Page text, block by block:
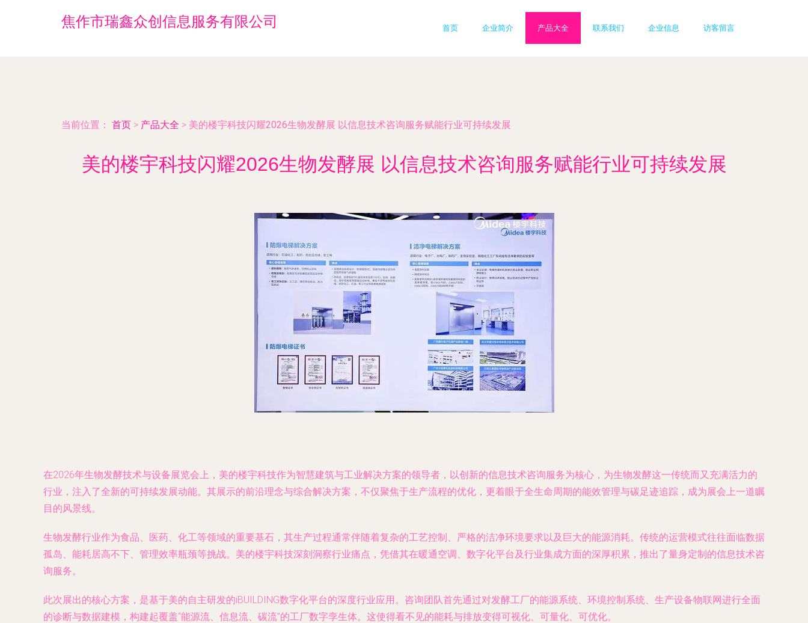
焦作市瑞鑫众创信息服务有限公司 首页 企业简介 产品大全 联系我们 企业信息 访客留言
当前位置： 首页 > 产品大全 > 美的楼宇科技闪耀2026生物发酵展 以信息技术咨询服务赋能行业可持续发展
美的楼宇科技闪耀2026生物发酵展 以信息技术咨询服务赋能行业可持续发展
在2026年生物发酵技术与设备展览会上，美的楼宇科技作为智慧建筑与工业解决方案的领导者，以创新的信息技术咨询服务为核心，为生物发酵这一传统而又充满活力的
行业，注入了全新的可持续发展动能。其展示的前沿理念与综合解决方案，不仅聚焦于生产流程的优化，更着眼于全生命周期的能效管理与碳足迹追踪，成为展会上一道瞩
目的风景线。
生物发酵行业作为食品、医药、化工等领域的重要基石，其生产过程通常伴随着复杂的工艺控制、严格的洁净环境要求以及巨大的能源消耗。传统的运营模式往往面临数据
孤岛、能耗居高不下、管理效率瓶颈等挑战。美的楼宇科技深刻洞察行业痛点，凭借其在暖通空调、数字化平台及行业集成方面的深厚积累，推出了量身定制的信息技术咨
询服务。
此次展出的核心方案，是基于美的自主研发的iBUILDING数字化平台的深度行业应用。咨询团队首先通过对发酵工厂的能源系统、环境控制系统、生产设备物联网进行全面
的诊断与数据建模，构建起覆盖“能源流、信息流、碳流”的工厂数字孪生体。这使得看不见的能耗与排放变得可视化、可量化、可优化。